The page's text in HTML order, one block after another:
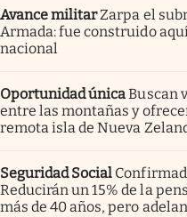
Avance militarZarpa el
Armada: fue construido
nacional
Oportunidad únicaBuscan
entre las montañas y
remota isla de Nueva
Seguridad Social
Reducirán un 15% de la
más de 40 años, pero